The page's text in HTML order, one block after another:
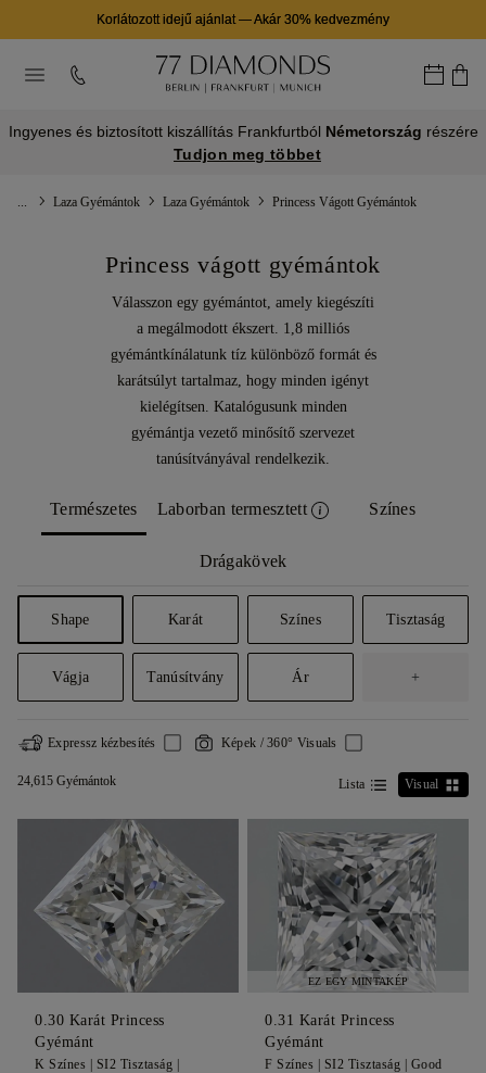
Korlátozott idejű ajánlat—Akár 30% kedvezmény
Ingyenes és biztosított kiszállítás Frankfurtból Németország részére
Tudjon meg többet
Laza Gyémántok Laza Gyémántok Princess Vágott Gyémántok
Princess vágott gyémántok
Válasszon egy gyémántot, amely kiegészíti
a megálmodott ékszert. 1,8 milliós
gyémántkínálatunk tíz különböző formát és
karátsúlyt tartalmaz, hogy minden igényt
kielégítsen. Katalógusunk minden
gyémántja vezető minősítő szervezet
tanúsítványával rendelkezik.
Természetes Laborban termesztett Színes
Drágakövek
Shape Karát Színes Tisztaság
Vágja Tanúsítvány Ár +
Expressz kézbesítés Képek / 360° Visuals
24,615 Gyémántok Lista Visual
0.30 Karát Princess
Gyémánt
K Színes | SI2 Tisztaság |
EZ EGY MINTAKÉP
0.31 Karát Princess
Gyémánt
F Színes | SI2 Tisztaság | Good